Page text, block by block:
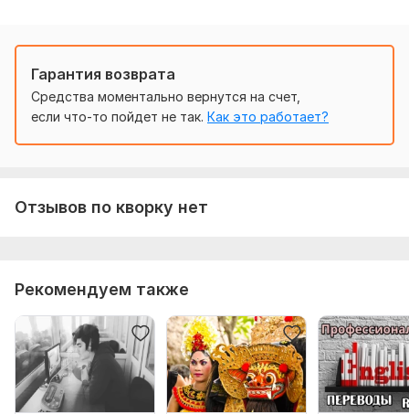
с Русского на Английский
Объем услуги в кворке:
Гарантия возврата
Средства моментально вернутся на счет,
если что-то пойдет не так. Как это работает?
Отзывов по кворку нет
Рекомендуем также